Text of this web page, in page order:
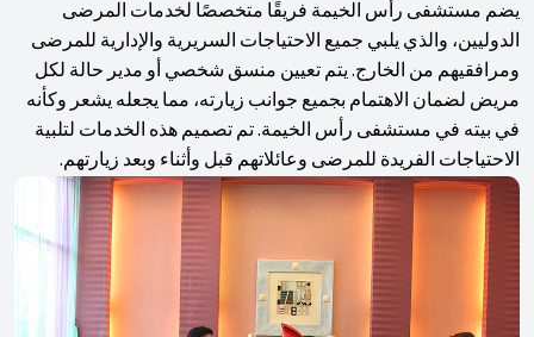
يضم مستشفى رأس الخيمة فريقًا متخصصًا لخدمات المرضى
الدوليين، والذي يلبي جميع الاحتياجات السريرية والإدارية للمرضى
ومرافقيهم من الخارج. يتم تعيين منسق شخصي أو مدير حالة لكل
مريض لضمان الاهتمام بجميع جوانب زيارته، مما يجعله يشعر وكأنه
في بيته في مستشفى رأس الخيمة. تم تصميم هذه الخدمات لتلبية
الاحتياجات الفريدة للمرضى وعائلاتهم قبل وأثناء وبعد زيارتهم.